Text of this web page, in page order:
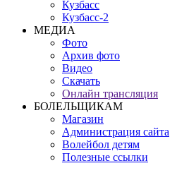
Кузбасс
Кузбасс-2
МЕДИА
Фото
Архив фото
Видео
Скачать
Онлайн трансляция
БОЛЕЛЬЩИКАМ
Магазин
Администрация сайта
Волейбол детям
Полезные ссылки